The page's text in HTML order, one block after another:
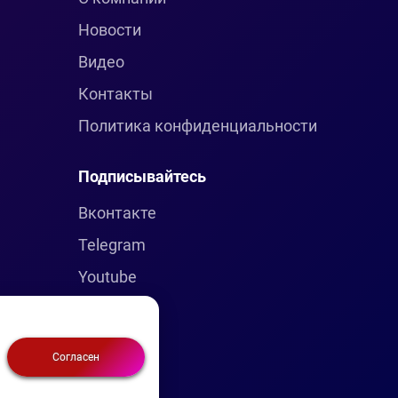
Новости
Видео
Контакты
Политика конфиденциальности
Подписывайтесь
Вконтакте
Telegram
Youtube
Согласен